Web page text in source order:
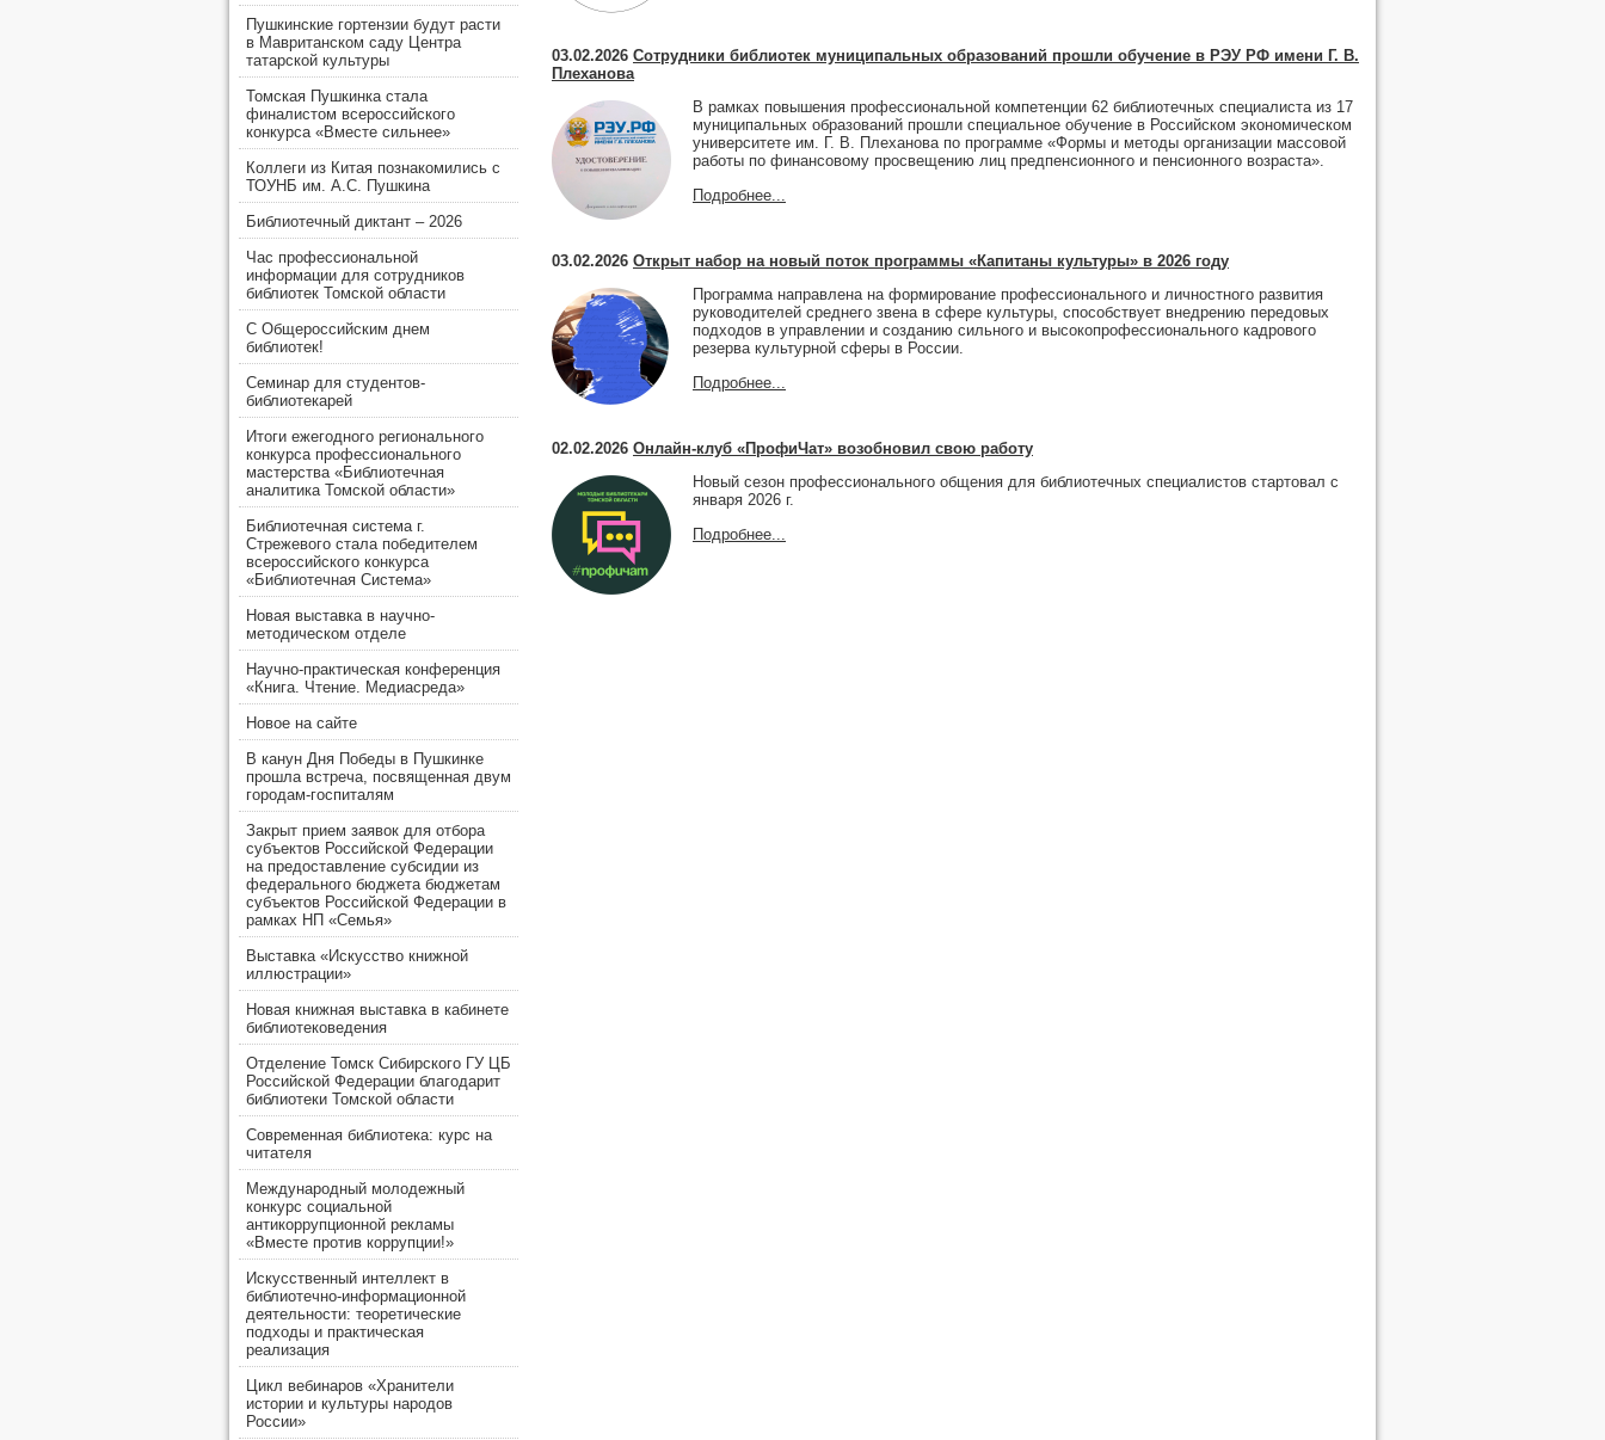
Пушкинские гортензии будут расти
в Мавританском саду Центра
татарской культуры
Томская Пушкинка стала
финалистом всероссийского
конкурса «Вместе сильнее»
Коллеги из Китая познакомились с
ТОУНБ им. А.С. Пушкина
Библиотечный диктант – 2026
Час профессиональной
информации для сотрудников
библиотек Томской области
С Общероссийским днем
библиотек!
Семинар для студентов-
библиотекарей
Итоги ежегодного регионального
конкурса профессионального
мастерства «Библиотечная
аналитика Томской области»
Библиотечная система г.
Стрежевого стала победителем
всероссийского конкурса
«Библиотечная Система»
Новая выставка в научно-
методическом отделе
Научно-практическая конференция
«Книга. Чтение. Медиасреда»
Новое на сайте
В канун Дня Победы в Пушкинке
прошла встреча, посвященная двум
городам-госпиталям
Закрыт прием заявок для отбора
субъектов Российской Федерации
на предоставление субсидии из
федерального бюджета бюджетам
субъектов Российской Федерации в
рамках НП «Семья»
Выставка «Искусство книжной
иллюстрации»
Новая книжная выставка в кабинете
библиотековедения
Отделение Томск Сибирского ГУ ЦБ
Российской Федерации благодарит
библиотеки Томской области
Современная библиотека: курс на
читателя
Международный молодежный
конкурс социальной
антикоррупционной рекламы
«Вместе против коррупции!»
Искусственный интеллект в
библиотечно-информационной
деятельности: теоретические
подходы и практическая
реализация
Цикл вебинаров «Хранители
истории и культуры народов
России»
03.02.2026 Сотрудники библиотек муниципальных образований прошли обучение в РЭУ РФ имени Г. В.
Плеханова
В рамках повышения профессиональной компетенции 62 библиотечных специалиста из 17
муниципальных образований прошли специальное обучение в Российском экономическом
университете им. Г. В. Плеханова по программе «Формы и методы организации массовой
работы по финансовому просвещению лиц предпенсионного и пенсионного возраста».
Подробнее...
03.02.2026 Открыт набор на новый поток программы «Капитаны культуры» в 2026 году
Программа направлена на формирование профессионального и личностного развития
руководителей среднего звена в сфере культуры, способствует внедрению передовых
подходов в управлении и созданию сильного и высокопрофессионального кадрового
резерва культурной сферы в России.
Подробнее...
02.02.2026 Онлайн-клуб «ПрофиЧат» возобновил свою работу
Новый сезон профессионального общения для библиотечных специалистов стартовал с
января 2026 г.
Подробнее...